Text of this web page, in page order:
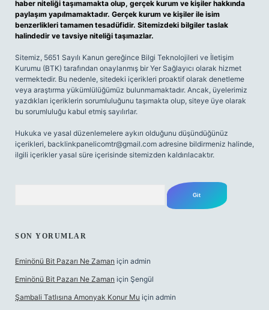
haber niteliği taşımamakta olup, gerçek kurum ve kişiler hakkında
paylaşım yapılmamaktadır. Gerçek kurum ve kişiler ile isim
benzerlikleri tamamen tesadüfidir. Sitemizdeki bilgiler taslak
halindedir ve tavsiye niteliği taşımazlar.
Sitemiz, 5651 Sayılı Kanun gereğince Bilgi Teknolojileri ve İletişim
Kurumu (BTK) tarafından onaylanmış bir Yer Sağlayıcı olarak hizmet
vermektedir. Bu nedenle, sitedeki içerikleri proaktif olarak denetleme
veya araştırma yükümlülüğümüz bulunmamaktadır. Ancak, üyelerimiz
yazdıkları içeriklerin sorumluluğunu taşımakta olup, siteye üye olarak
bu sorumluluğu kabul etmiş sayılırlar.
Hukuka ve yasal düzenlemelere aykırı olduğunu düşündüğünüz
içerikleri, backlinkpanelicomtr@gmail.com adresine bildirmeniz halinde,
ilgili içerikler yasal süre içerisinde sitemizden kaldırılacaktır.
SON YORUMLAR
Eminönü Bit Pazarı Ne Zaman için admin
Eminönü Bit Pazarı Ne Zaman için Şengül
Şambali Tatlısına Amonyak Konur Mu için admin